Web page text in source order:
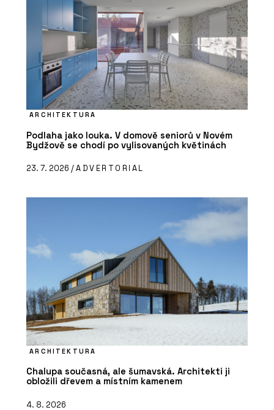
ARCHITEKTURA
Podlaha jako louka. V domově seniorů v Novém
Bydžově se chodí po vylisovaných květinách
23. 7. 2026 /ADVERTORIAL
ARCHITEKTURA
Chalupa současná, ale šumavská. Architekti ji
obložili dřevem a místním kamenem
4. 8. 2026